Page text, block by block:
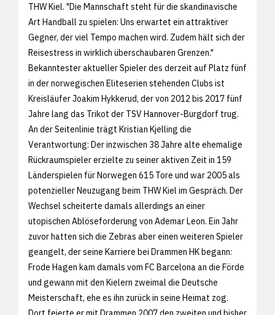
THW Kiel. "Die Mannschaft steht für die skandinavische
Art Handball zu spielen: Uns erwartet ein attraktiver
Gegner, der viel Tempo machen wird. Zudem hält sich der
Reisestress in wirklich überschaubaren Grenzen."
Bekanntester aktueller Spieler des derzeit auf Platz fünf
in der norwegischen Eliteserien stehenden Clubs ist
Kreisläufer Joakim Hykkerud, der von 2012 bis 2017 fünf
Jahre lang das Trikot der TSV Hannover-Burgdorf trug.
An der Seitenlinie trägt Kristian Kjelling die
Verantwortung: Der inzwischen 38 Jahre alte ehemalige
Rückraumspieler erzielte zu seiner aktiven Zeit in 159
Länderspielen für Norwegen 615 Tore und war 2005 als
potenzieller Neuzugang beim THW Kiel im Gespräch. Der
Wechsel scheiterte damals allerdings an einer
utopischen Ablöseforderung von Ademar Leon. Ein Jahr
zuvor hatten sich die Zebras aber einen weiteren Spieler
geangelt, der seine Karriere bei Drammen HK begann:
Frode Hagen kam damals vom FC Barcelona an die Förde
und gewann mit den Kielern zweimal die Deutsche
Meisterschaft, ehe es ihn zurück in seine Heimat zog.